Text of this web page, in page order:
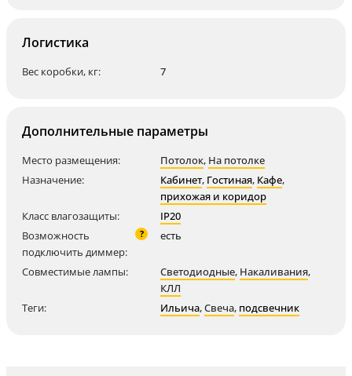
Логистика
Вес коробки, кг: 7
Дополнительные параметры
Место размещения: Потолок, На потолке
Назначение:
Кабинет, Гостиная, Кафе,
прихожая и коридор
Класс влагозащиты:
IP20
Возможность
подключить диммер:
? есть
Совместимые лампы: Светодиодные, Накаливания,
КЛЛ
Теги:
Ильича,Свеча, подсвечник